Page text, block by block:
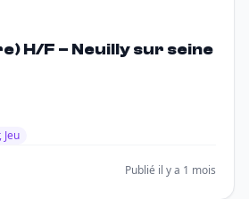
H/F – Neuilly sur seine
Jeu
Publié il y a 1 mois